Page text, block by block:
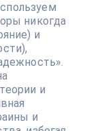
никогда
и
и
и